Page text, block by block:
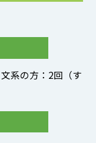
系の方：2回（す